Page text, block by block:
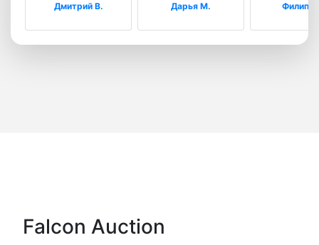
Дмитрий В. Дарья М. Филипп
Falcon Auction